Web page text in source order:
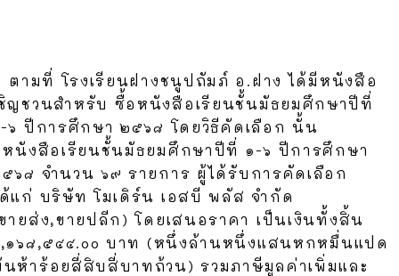
มที่ โรงเรียนฝางชนูปถัมภ์ อ.ฝาง ได้มีหนังสือ
ญชวนสำหรับ ซื้อหนังสือเรียนชั้นมัธยมศึกษาปีที่
๖ ปีการศึกษา ๒๕๖๘ โดยวิธีคัดเลือก นั้น
งสือเรียนชั้นมัธยมศึกษาปีที่ ๑-๖ ปีการศึกษา
๖๘ จำนวน ๖๙ รายการ ผู้ได้รับการคัดเลือก
แก่ บริษัท โมเดิร์น เอสบี พลัส จำกัด
ายส่ง,ขายปลีก) โดยเสนอราคา เป็นเงินทั้งสิ้น
๑๖๘,๕๔๔.๐๐ บาท (หนึ่งล้านหนึ่งแสนหกหมื่นแปด
ห้าร้อยสี่สิบสี่บาทถ้วน) รวมภาษีมูลค่าเพิ่มและ